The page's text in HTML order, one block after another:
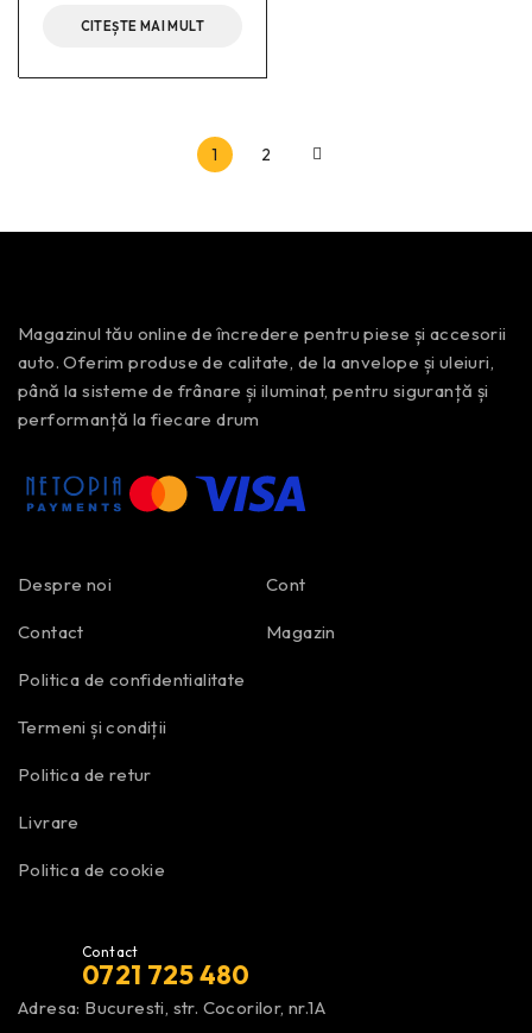
CITEȘTE MAI MULT
1 2
Magazinul tău online de încredere pentru piese și accesorii
auto. Oferim produse de calitate, de la anvelope și uleiuri,
până la sisteme de frânare și iluminat, pentru siguranță și
performanță la fiecare drum
Despre noi
Contact
Politica de confidentialitate
Termeni și condiții
Politica de retur
Livrare
Politica de cookie
Cont
Magazin
Contact
0721 725 480
Adresa: Bucuresti, str. Cocorilor, nr.1A